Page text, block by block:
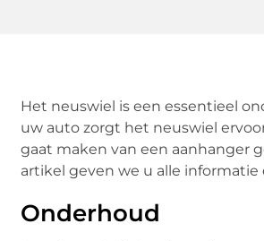
Het neuswiel is een essentieel
uw auto zorgt het neuswiel
gaat maken van een aanhanger
artikel geven we u alle
Onderhoud